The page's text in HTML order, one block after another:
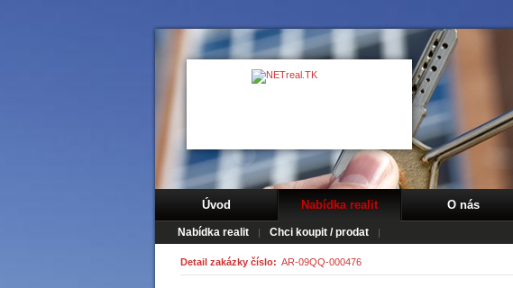
Úvod Nabídka realit
Nabídka realit Chci koupit / prodat
O nás
Detail zakázky číslo: AR-09QQ-000476